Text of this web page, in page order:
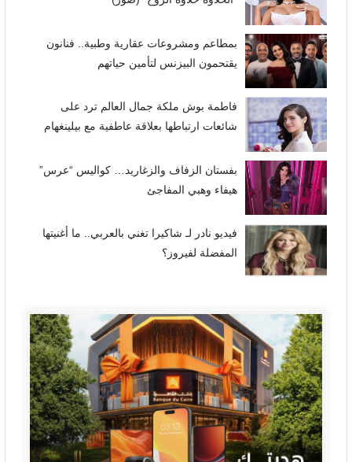
بمطاعم ومشروعات عقارية وطبية.. فنانون
يقتحمون البيزنس لتأمين حياتهم
فاطمة بوش ملكة جمال العالم ترد على
شائعات ارتباطها بعلاقة عاطفية مع بيلينغهام
بفستان الزفاف والزغاريد… كواليس “عرس”
هيفاء وهبي المفاجئ
فيديو نادر لـ شاكيرا تغني بالعربي.. ما أغنيتها
المفضلة لفيروز؟